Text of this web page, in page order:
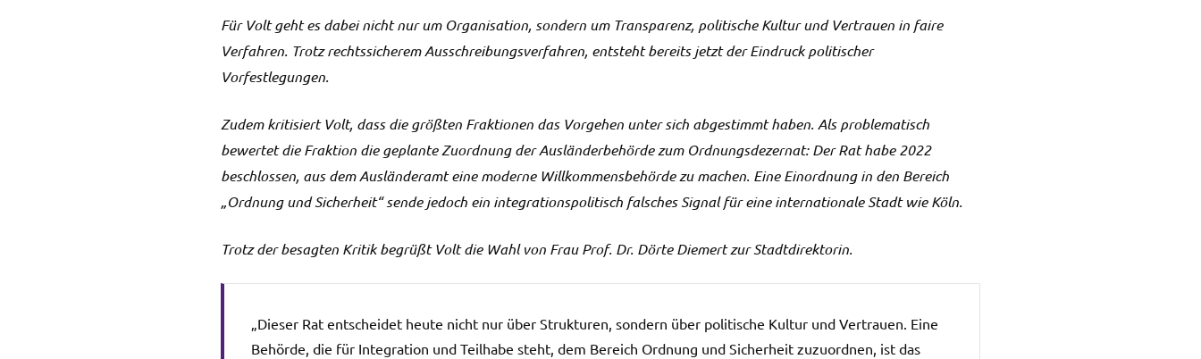
Für Volt geht es dabei nicht nur um Organisation, sondern um Transparenz, politische Kultur und Vertrauen in faire
Verfahren. Trotz rechtssicherem Ausschreibungsverfahren, entsteht bereits jetzt der Eindruck politischer
Vorfestlegungen.
Zudem kritisiert Volt, dass die größten Fraktionen das Vorgehen unter sich abgestimmt haben. Als problematisch
bewertet die Fraktion die geplante Zuordnung der Ausländerbehörde zum Ordnungsdezernat: Der Rat habe 2022
beschlossen, aus dem Ausländeramt eine moderne Willkommensbehörde zu machen. Eine Einordnung in den Bereich
„Ordnung und Sicherheit“ sende jedoch ein integrationspolitisch falsches Signal für eine internationale Stadt wie Köln.
Trotz der besagten Kritik begrüßt Volt die Wahl von Frau Prof. Dr. Dörte Diemert zur Stadtdirektorin.
„Dieser Rat entscheidet heute nicht nur über Strukturen, sondern über politische Kultur und Vertrauen. Eine
Behörde, die für Integration und Teilhabe steht, dem Bereich Ordnung und Sicherheit zuzuordnen, ist das